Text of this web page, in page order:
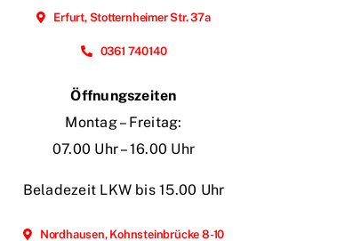
Erfurt, Stotternheimer Str. 37a
0361 740140
Öffnungszeiten
Montag – Freitag:
07.00 Uhr – 16.00 Uhr
Beladezeit LKW bis 15.00 Uhr
Nordhausen, Kohnsteinbrücke 8-10